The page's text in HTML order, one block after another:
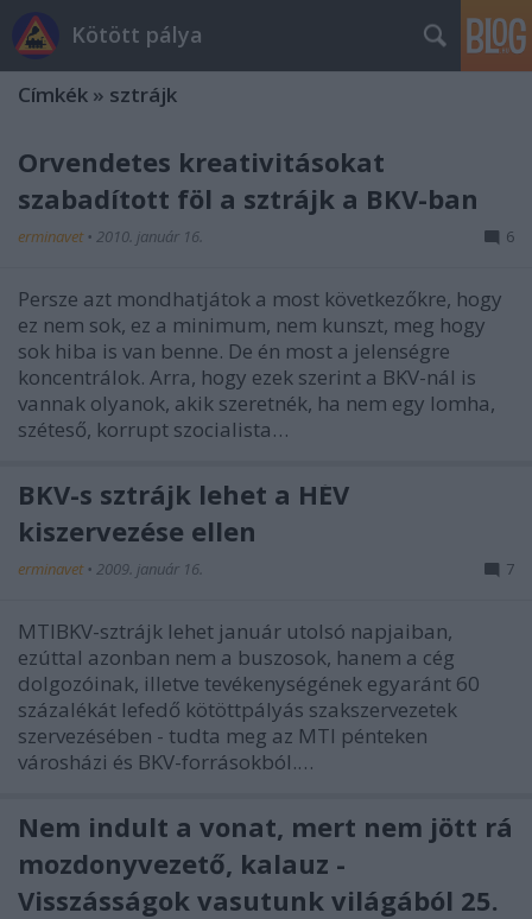
Kötött pálya
Címkék » sztrájk
Örvendetes kreativitásokat
szabadított föl a sztrájk a BKV-ban
erminavet • 2010. január 16. 6
Persze azt mondhatjátok a most következőkre, hogy
ez nem sok, ez a minimum, nem kunszt, meg hogy
sok hiba is van benne. De én most a jelenségre
koncentrálok. Arra, hogy ezek szerint a BKV-nál is
vannak olyanok, akik szeretnék, ha nem egy lomha,
széteső, korrupt szocialista…
BKV-s sztrájk lehet a HÉV
kiszervezése ellen
erminavet • 2009. január 16. 7
MTIBKV-sztrájk lehet január utolsó napjaiban,
ezúttal azonban nem a buszosok, hanem a cég
dolgozóinak, illetve tevékenységének egyaránt 60
százalékát lefedő kötöttpályás szakszervezetek
szervezésében - tudta meg az MTI pénteken
városházi és BKV-forrásokból.…
Nem indult a vonat, mert nem jött rá
mozdonyvezető, kalauz -
Visszásságok vasutunk világából 25.